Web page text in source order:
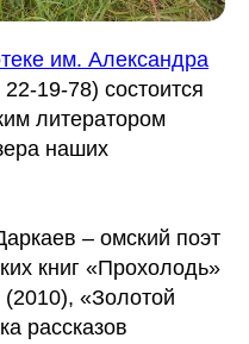
им. Александра
19-78) состоится
литератором
наших
– омский поэт
книг «Прохолодь»
«Золотой
рассказов